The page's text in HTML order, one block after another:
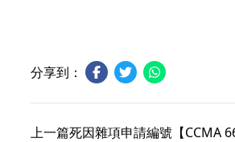
分享到：
上一篇死因雜項申請編號【CCMA